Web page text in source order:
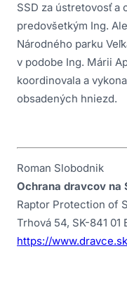
SSD za ústretovosť a
predovšetkým Ing.
Národného parku
v podobe Ing. Márii
koordinovala a
obsadených hniezd.
Roman Slobodnik
Ochrana dravcov na
Raptor Protection of
Trhová 54, SK-841 01
https://www.dravce.sk